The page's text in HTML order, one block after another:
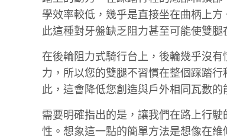
學效率較低，幾乎是直接坐在曲柄上
此這種對牙盤缺乏阻力甚至可能使雙
在後輪阻力式騎行台上，後輪幾乎沒
力，所以您的雙腿不習慣在整個踩踏
此，這會降低您創造與戶外相同瓦數的
需要明確指出的是，讓我們在路上行
性。想象這一點的簡單方法是想像在